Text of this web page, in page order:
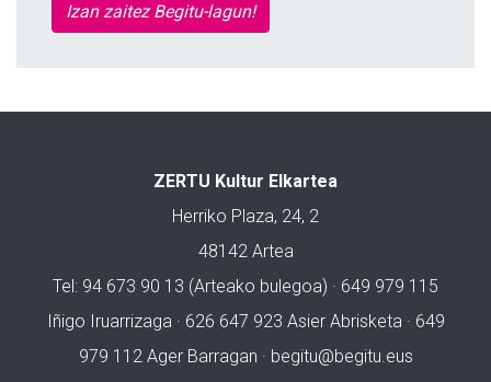
Izan zaitez Begitu-lagun!
ZERTU Kultur Elkartea
Herriko Plaza, 24, 2
48142 Artea
Tel: 94 673 90 13 (Arteako bulegoa) · 649 979 115
Iñigo Iruarrizaga · 626 647 923 Asier Abrisketa · 649
979 112 Ager Barragan · begitu@begitu.eus